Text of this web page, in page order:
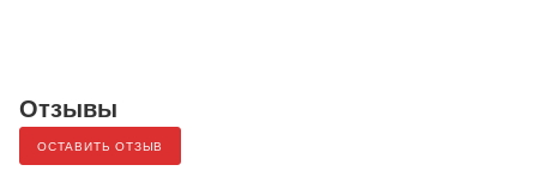
Отзывы
ОСТАВИТЬ ОТЗЫВ